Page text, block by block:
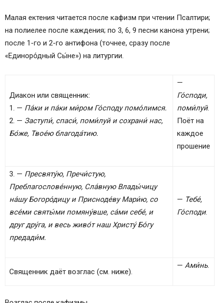
Малая ектения читается после кафизм при чтении Псалтири;
на полиелее после каждения; по 3, 6, 9 песни канона утрени;
после 1-го и 2-го антифона (точнее, сразу после
«Единоро́дный Сы́не») на литургии.
Диакон или священник:
1. — Па́ки и па́ки ми́ром Го́споду помо́лимся.
2. — Заступи́, спаси́, поми́луй и сохрани́ нас,
Бо́же, Твое́ю благода́тию.
—
Го́споди,
поми́луй.
Поёт на
каждое
прошение
3. — Пресвяту́ю, Пречи́стую,
Преблагослове́нную, Сла́вную Влады́чицу
на́шу Богоро́дицу и Присноде́ву Мари́ю, со
все́ми святы́ми помяну́вше, са́ми себе́, и
друг дру́га, и весь живо́т наш Христу́ Бо́гу
предади́м.
— Тебе́,
Го́споди.
Священник даёт возглас (см. ниже).
— Ами́нь.